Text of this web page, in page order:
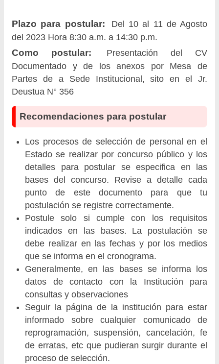
Plazo para postular:
Del 10 al 11 de Agosto
del 2023 Hora 8:30 a.m. a 14:30 p.m.
Como postular:
Presentación del CV
Documentado y de los anexos por Mesa de
Partes de a Sede Institucional, sito en el Jr.
Deustua N° 356
Recomendaciones para postular
Los procesos de selección de personal en el
Estado se realizar por concurso público y los
detalles para postular se especifica en las
bases del concurso. Revise a detalle cada
punto de este documento para que tu
postulación se registre correctamente.
Postule solo si cumple con los requisitos
indicados en las bases. La postulación se
debe realizar en las fechas y por los medios
que se informa en el cronograma.
Generalmente, en las bases se informa los
datos de contacto con la Institución para
consultas y observaciones
Seguir la página de la institución para estar
informado sobre cualquier comunicado de
reprogramación, suspensión, cancelación, fe
de erratas, etc que pudieran surgir durante el
proceso de selección.